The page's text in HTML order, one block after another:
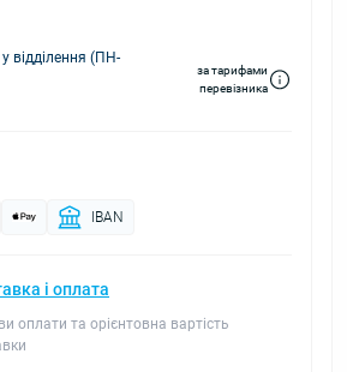
(ПН-
за тарифами
перевізника
IBAN
і оплата
оплати та орієнтовна вартість